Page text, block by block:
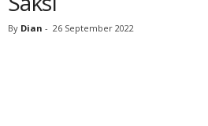
By Dian - 26 September 2022